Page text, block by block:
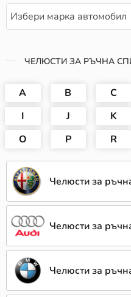
Избери марка автомобил
ЧЕЛЮСТИ ЗА РЪЧНА
A B C
I
J K
O
P R
Челюсти за
Челюсти за
Челюсти за